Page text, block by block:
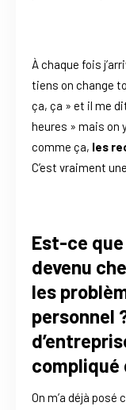
À chaque fois
tiens on change
ça, ça » et il me
heures » mais on
comme ça, les
C’est vraiment une
Est-ce
devenu
les
personnel
compliqué
On m’a déjà